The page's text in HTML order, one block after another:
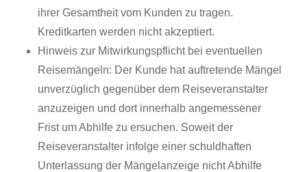
ihrer Gesamtheit vom Kunden zu tragen.
Kreditkarten werden nicht akzeptiert.
Hinweis zur Mitwirkungspflicht bei eventuellen
Reisemängeln: Der Kunde hat auftretende Mängel
unverzüglich gegenüber dem Reiseveranstalter
anzuzeigen und dort innerhalb angemessener
Frist um Abhilfe zu ersuchen. Soweit der
Reiseveranstalter infolge einer schuldhaften
Unterlassung der Mängelanzeige nicht Abhilfe